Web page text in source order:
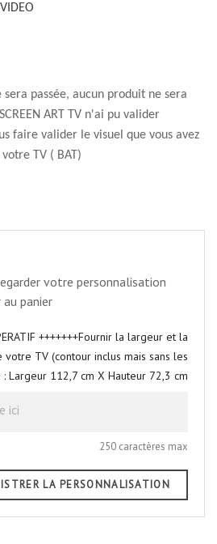
VIDEO
passée, aucun produit ne sera
ART TV n'ai pu valider
faire valider le visuel que vous avez
TV ( BAT)
votre personnalisation
panier
+++++++Fournir la largeur et la
votre TV (contour inclus mais sans les
Largeur 112,7 cm X Hauteur 72,3 cm
250 caractères max
LA PERSONNALISATION